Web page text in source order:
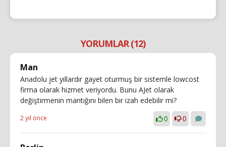
YORUMLAR (12)
Man
Anadolu jet yıllardır gayet oturmuş bir sistemle lowcost
firma olarak hizmet veriyordu. Bunu AJet olarak
değiştirmenin mantığını bilen bir izah edebilir mi?
2 yıl önce 0 0